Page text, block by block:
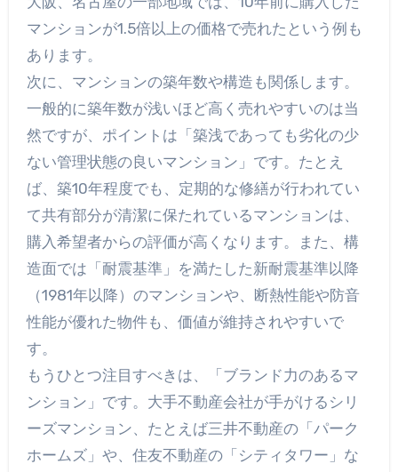
マンションが1.5倍以上の価格で売れたという例も
あります。
次に、マンションの築年数や構造も関係します。
一般的に築年数が浅いほど高く売れやすいのは当
然ですが、ポイントは「築浅であっても劣化の少
ない管理状態の良いマンション」です。たとえ
ば、築10年程度でも、定期的な修繕が行われてい
て共有部分が清潔に保たれているマンションは、
購入希望者からの評価が高くなります。また、構
造面では「耐震基準」を満たした新耐震基準以降
（1981年以降）のマンションや、断熱性能や防音
性能が優れた物件も、価値が維持されやすいで
す。
もうひとつ注目すべきは、「ブランド力のあるマ
ンション」です。大手不動産会社が手がけるシリ
ーズマンション、たとえば三井不動産の「パーク
ホームズ」や、住友不動産の「シティタワー」な